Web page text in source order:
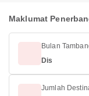
Maklumat
Bulan
Dis
Jumlah